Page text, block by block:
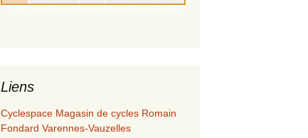
Liens
Cyclespace Magasin de cycles Romain
Fondard Varennes-Vauzelles